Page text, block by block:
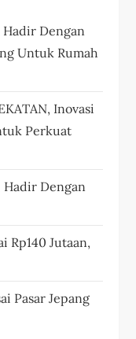
Dengan
Untuk Rumah
Inovasi
Perkuat
Dengan
Rp140 Jutaan,
Pasar Jepang